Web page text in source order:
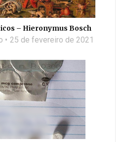
– Hieronymus Bosch
25 de fevereiro de 2021